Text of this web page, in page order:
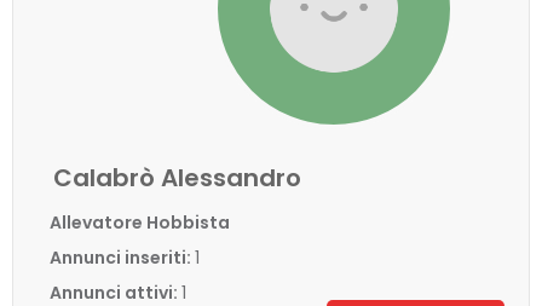
Calabrò Alessandro
Allevatore Hobbista
Annunci inseriti: 1
Annunci attivi: 1